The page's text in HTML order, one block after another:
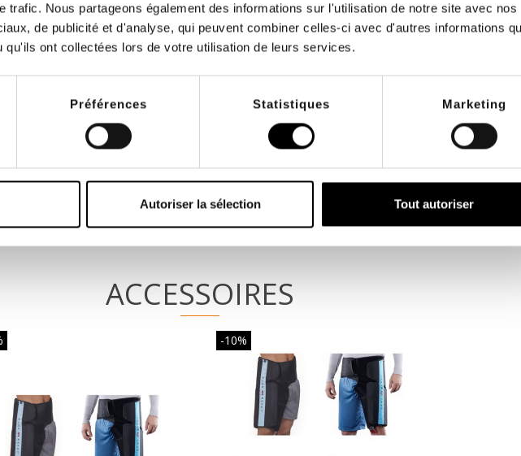
trafic. Nous partageons également des informations sur l'utilisation de notre site avec nos
de publicité et d'analyse, qui peuvent combiner celles-ci avec d'autres informations
qu'ils ont collectées lors de votre utilisation de leurs services.
Préférences Statistiques Marketing
Autoriser la sélection Tout autoriser
ACCESSOIRES
-10%